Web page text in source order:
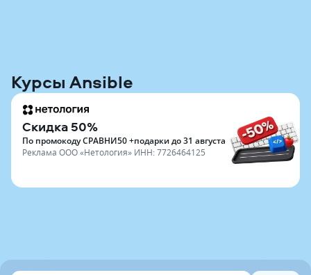
Курсы Ansible
Скидка 50%
По промокоду СРАВНИ50 +подарки до 31 августа
Реклама ООО «Нетология» ИНН:7726464125